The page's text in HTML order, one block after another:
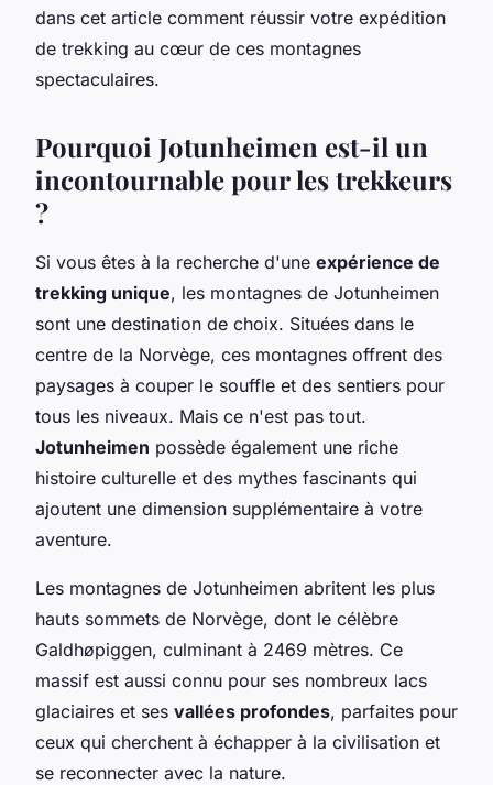
dans cet article comment réussir votre expédition
de trekking au cœur de ces montagnes
spectaculaires.
Pourquoi Jotunheimen est-il un
incontournable pour les trekkeurs
?
Si vous êtes à la recherche d'une expérience de
trekking unique, les montagnes de Jotunheimen
sont une destination de choix. Situées dans le
centre de la Norvège, ces montagnes offrent des
paysages à couper le souffle et des sentiers pour
tous les niveaux. Mais ce n'est pas tout.
Jotunheimen possède également une riche
histoire culturelle et des mythes fascinants qui
ajoutent une dimension supplémentaire à votre
aventure.
Les montagnes de Jotunheimen abritent les plus
hauts sommets de Norvège, dont le célèbre
Galdhøpiggen, culminant à 2469 mètres. Ce
massif est aussi connu pour ses nombreux lacs
glaciaires et ses vallées profondes, parfaites pour
ceux qui cherchent à échapper à la civilisation et
se reconnecter avec la nature.